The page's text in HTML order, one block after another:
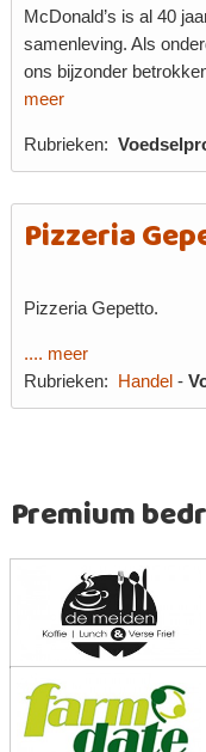
McDonald’s is al 40
samenleving. Als
ons bijzonder
meer
Rubrieken:
Pizzeria
Pizzeria Gepetto.
.... meer
Rubrieken:
Handel -
Premium